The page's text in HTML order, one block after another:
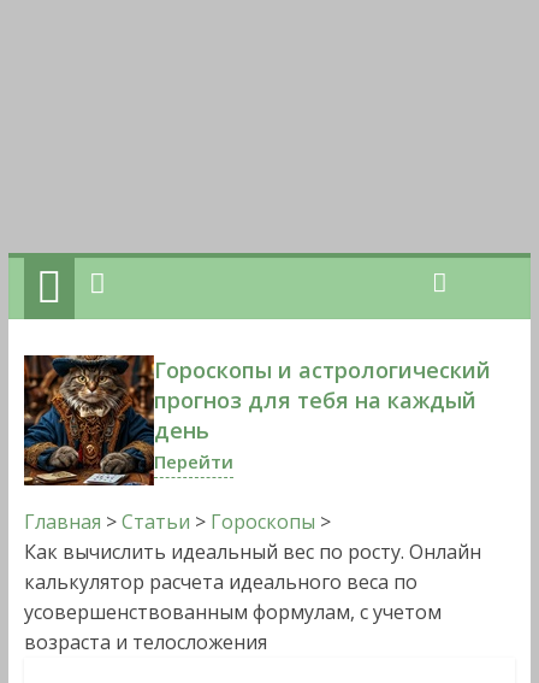
Гороскопы и астрологический
прогноз для тебя на каждый
день
Перейти
Главная >Статьи > Гороскопы >
Как вычислить идеальный вес по росту. Онлайн
калькулятор расчета идеального веса по
усовершенствованным формулам, с учетом
возраста и телосложения